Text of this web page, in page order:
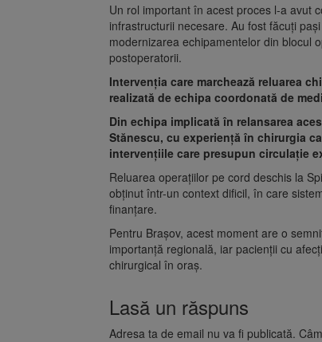
Un rol important în acest proces l-a avut
infrastructurii necesare. Au fost făcuți
modernizarea echipamentelor din blocul
postoperatorii.
Intervenția care marchează reluarea
realizată de echipa coordonată de
Din echipa implicată în relansarea
Stănescu, cu experiență în chirurgia
intervențiile care presupun circulație
Reluarea operațiilor pe cord deschis la
obținut într-un context dificil, în care
finanțare.
Pentru Brașov, acest moment are o
importanță regională, iar pacienții cu
chirurgical în oraș.
Lasă un răspuns
Adresa ta de email nu va fi publicată.